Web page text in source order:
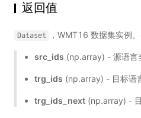
返回值
Dataset ，WMT16 数据集实例
src_ids (np.array) - 源语言
trg_ids (np.array) - 目标语
trg_ids_next (np.array) -